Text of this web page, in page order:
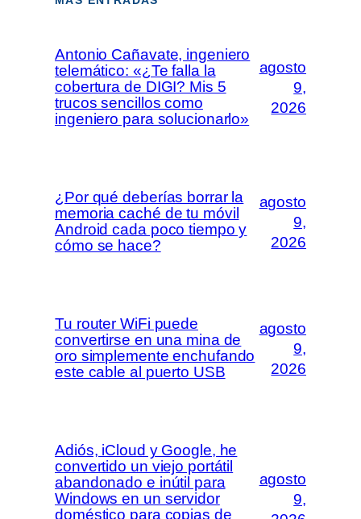
Antonio Cañavate, ingeniero
telemático: «¿Te falla la
cobertura de DIGI? Mis 5
trucos sencillos como
ingeniero para solucionarlo»
agosto
9,
2026
¿Por qué deberías borrar la
memoria caché de tu móvil
Android cada poco tiempo y
cómo se hace?
agosto
9,
2026
Tu router WiFi puede
convertirse en una mina de
oro simplemente enchufando
este cable al puerto USB
agosto
9,
2026
Adiós, iCloud y Google, he
convertido un viejo portátil
abandonado e inútil para
Windows en un servidor
doméstico para copias de
agosto
9,